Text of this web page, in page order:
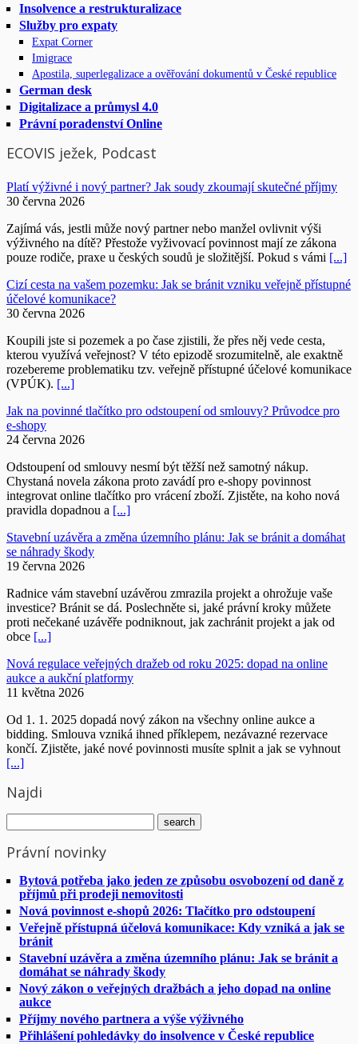
Insolvence a restrukturalizace
Služby pro expaty
Expat Corner
Imigrace
Apostila, superlegalizace a ověřování dokumentů v České republice
German desk
Digitalizace a průmysl 4.0
Právní poradenství Online
ECOVIS ježek, Podcast
Platí výživné i nový partner? Jak soudy zkoumají skutečné příjmy
30 června 2026
Zajímá vás, jestli může nový partner nebo manžel ovlivnit výši
výživného na dítě? Přestože vyživovací povinnost mají ze zákona
pouze rodiče, praxe u českých soudů je složitější. Pokud s vámi [...]
Cizí cesta na vašem pozemku: Jak se bránit vzniku veřejně přístupné
účelové komunikace?
30 června 2026
Koupili jste si pozemek a po čase zjistili, že přes něj vede cesta,
kterou využívá veřejnost? V této epizodě srozumitelně, ale exaktně
rozebereme problematiku tzv. veřejně přístupné účelové komunikace
(VPÚK). [...]
Jak na povinné tlačítko pro odstoupení od smlouvy? Průvodce pro
e-shopy
24 června 2026
Odstoupení od smlouvy nesmí být těžší než samotný nákup.
Chystaná novela zákona proto zavádí pro e-shopy povinnost
integrovat online tlačítko pro vrácení zboží. Zjistěte, na koho nová
pravidla dopadnou a [...]
Stavební uzávěra a změna územního plánu: Jak se bránit a domáhat
se náhrady škody
19 června 2026
Radnice vám stavební uzávěrou zmrazila projekt a ohrožuje vaše
investice? Bránit se dá. Poslechněte si, jaké právní kroky můžete
proti nečekané uzávěře podniknout, jak zachránit projekt a jak od
obce [...]
Nová regulace veřejných dražeb od roku 2025: dopad na online
aukce a aukční platformy
11 května 2026
Od 1. 1. 2025 dopadá nový zákon na všechny online aukce a
bidding. Smlouva vzniká ihned příklepem, nezávazné rezervace
končí. Zjistěte, jaké nové povinnosti musíte splnit a jak se vyhnout
[...]
Najdi
Právní novinky
Bytová potřeba jako jeden ze způsobu osvobození od daně z
příjmů při prodeji nemovitosti
Nová povinnost e-shopů 2026: Tlačítko pro odstoupení
Veřejně přístupná účelová komunikace: Kdy vzniká a jak se
bránit
Stavební uzávěra a změna územního plánu: Jak se bránit a
domáhat se náhrady škody
Nový zákon o veřejných dražbách a jeho dopad na online
aukce
Příjmy nového partnera a výše výživného
Přihlášení pohledávky do insolvence v České republice